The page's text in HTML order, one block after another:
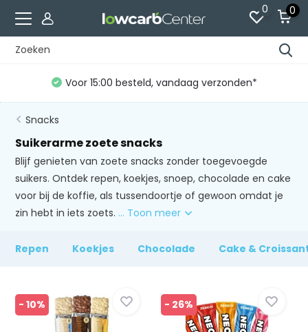
0 0
Voor 15:00 besteld, vandaag verzonden*
Snacks
Suikerarme zoete snacks
Blijf genieten van zoete snacks zonder toegevoegde
suikers. Ontdek repen, koekjes, snoep, chocolade en cake
voor bij de koffie, als tussendoortje of gewoon omdat je
zin hebt in iets zoets. ... Toon meer
Repen Koekjes Chocolade Cake &
- 10% - 26%